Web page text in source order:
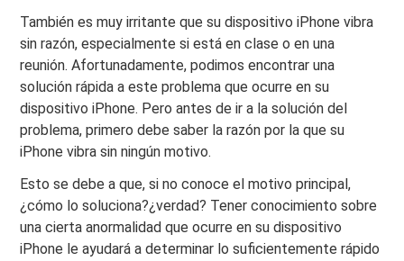
También es muy irritante que su dispositivo iPhone vibra
sin razón, especialmente si está en clase o en una
reunión. Afortunadamente, podimos encontrar una
solución rápida a este problema que ocurre en su
dispositivo iPhone. Pero antes de ir a la solución del
problema, primero debe saber la razón por la que su
iPhone vibra sin ningún motivo.
Esto se debe a que, si no conoce el motivo principal,
¿cómo lo soluciona?¿verdad? Tener conocimiento sobre
una cierta anormalidad que ocurre en su dispositivo
iPhone le ayudará a determinar lo suficientemente rápido